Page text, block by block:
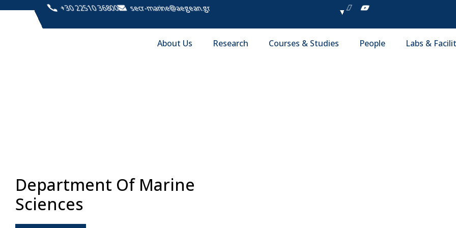
+30 22510 36800 secr-marine@aegean.gr
About Us Research Courses & Studies People Labs &
Department Of Marine
Sciences